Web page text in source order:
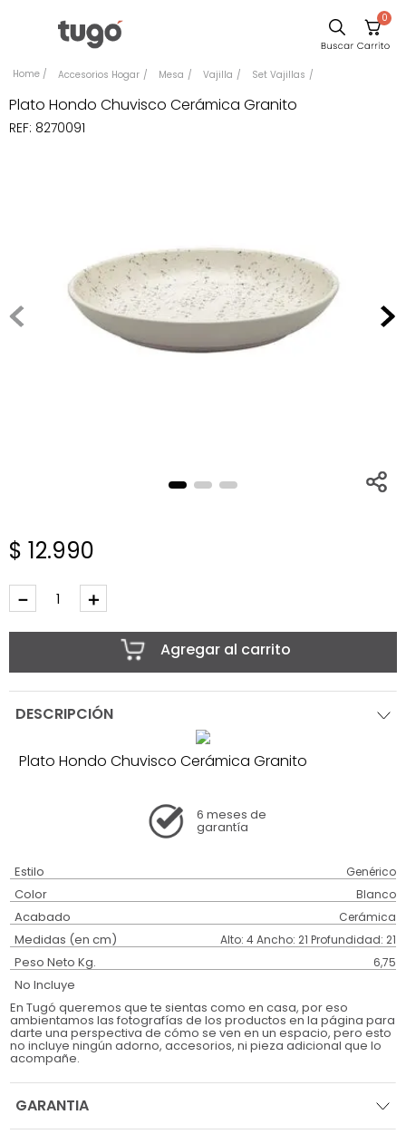
0
Accesorios Hogar Mesa Vajilla Set Vajillas
Plato Hondo Chuvisco Cerámica Granito
REF: 8270091
$ 12.990
＋
－
Agregar al carrito
DESCRIPCIÓN
Plato Hondo Chuvisco Cerámica Granito
6 meses de
garantía
Estilo Genérico
Color Blanco
Acabado Cerámica
Medidas (en cm) Alto: 4 Ancho: 21 Profundidad: 21
Peso Neto Kg. 6,75
No Incluye
En Tugó queremos que te sientas como en casa, por eso
ambientamos las fotografías de los productos en la página para
darte una perspectiva de cómo se ven en un espacio, pero esto
no incluye ningún adorno, accesorios, ni pieza adicional que lo
acompañe.
GARANTIA
Comedor
Escritorio
Cama
Mesa Centro